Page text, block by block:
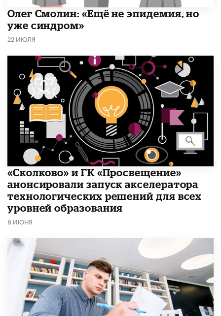
​Олег Смолин: «Ещё не эпидемия, но
уже синдром»
22 ИЮЛЯ
«Сколково» и ГК «Просвещение»
анонсировали запуск акселератора
технологических решений для всех
уровней образования
8 ИЮНЯ